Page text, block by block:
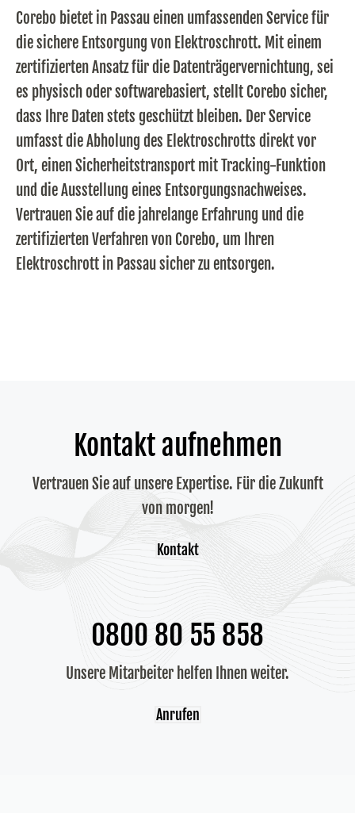
Corebo bietet in Passau einen umfassenden Service für
die sichere Entsorgung von Elektroschrott. Mit einem
zertifizierten Ansatz für die Datenträgervernichtung, sei
es physisch oder softwarebasiert, stellt Corebo sicher,
dass Ihre Daten stets geschützt bleiben. Der Service
umfasst die Abholung des Elektroschrotts direkt vor
Ort, einen Sicherheitstransport mit Tracking-Funktion
und die Ausstellung eines Entsorgungsnachweises.
Vertrauen Sie auf die jahrelange Erfahrung und die
zertifizierten Verfahren von Corebo, um Ihren
Elektroschrott in Passau sicher zu entsorgen.
Kontakt aufnehmen
Vertrauen Sie auf unsere Expertise. Für die Zukunft
von morgen!
Kontakt
0800 80 55 858
Unsere Mitarbeiter helfen Ihnen weiter.
Anrufen